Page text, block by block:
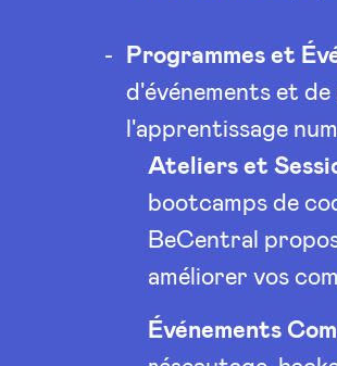
Programmes et
d'événements et
l'apprentissage
Ateliers et
bootcamps de
BeCentral
améliorer vos
Événements